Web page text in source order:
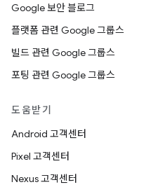
Google 보안 블로그
플랫폼 관련 Google 그룹스
빌드 관련 Google 그룹스
포팅 관련 Google 그룹스
도움받기
Android 고객센터
Pixel 고객센터
Nexus 고객센터